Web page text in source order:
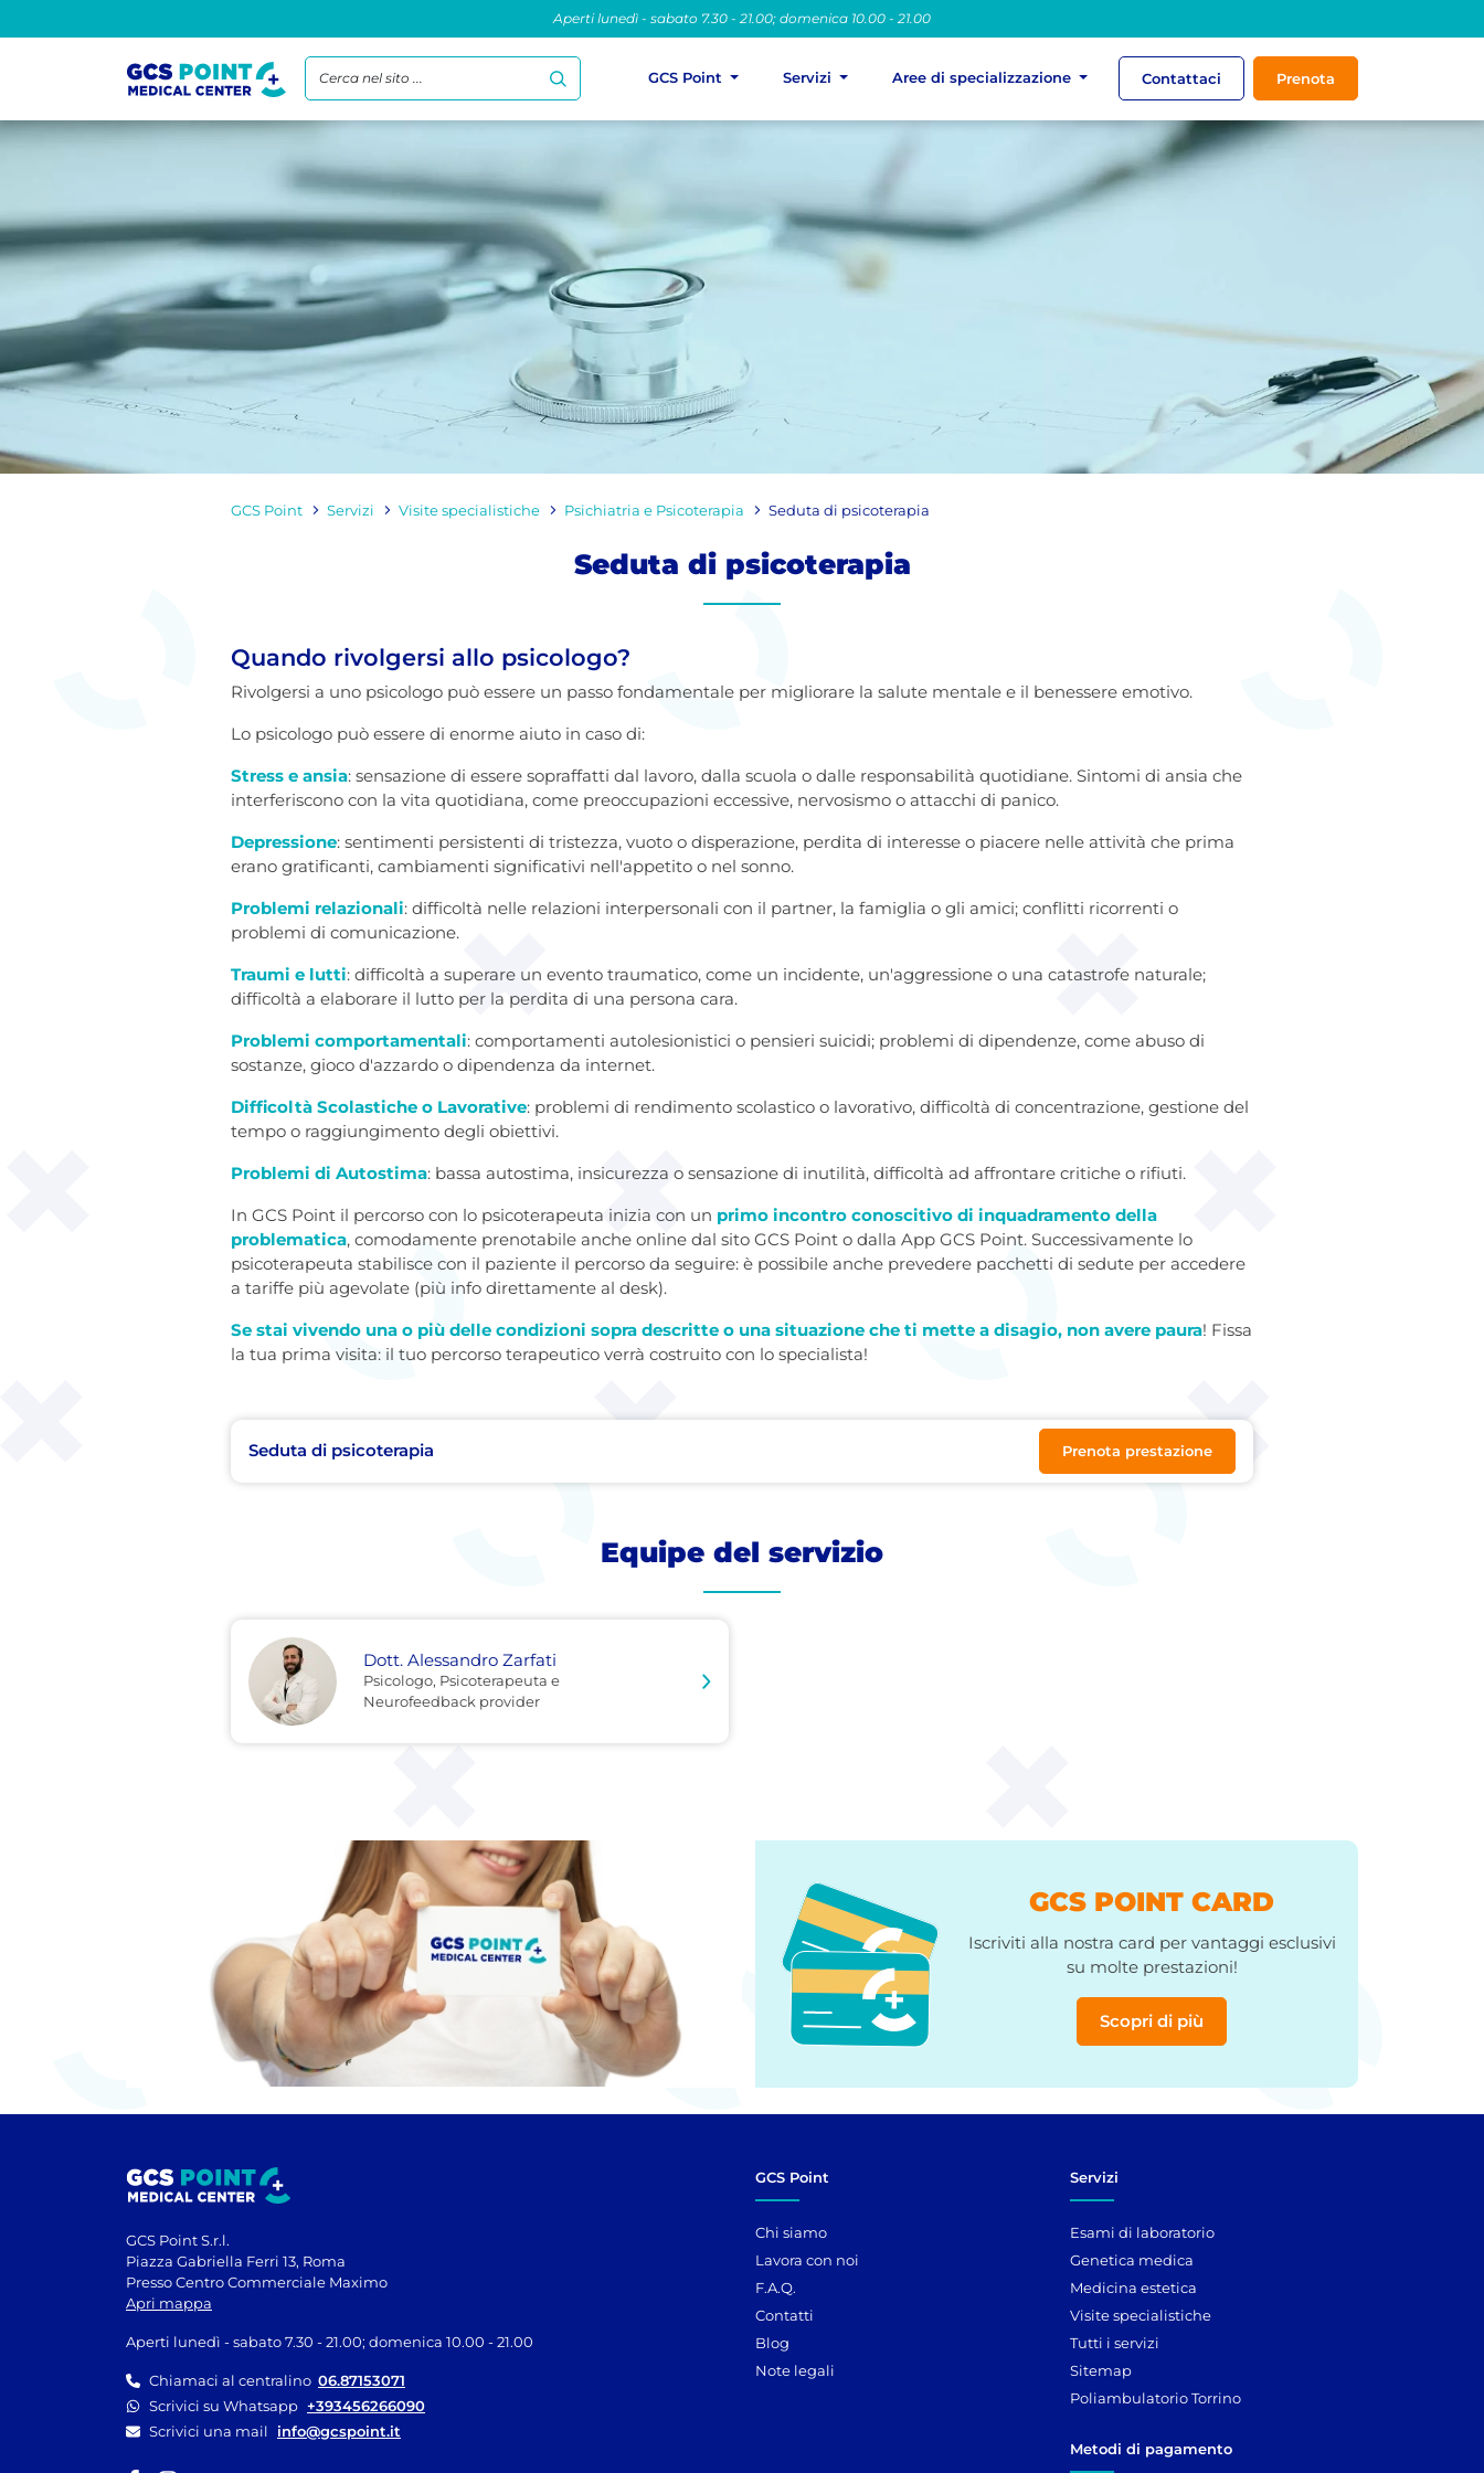
Aperti lunedì - sabato 7.30 - 21.00; domenica 10.00 - 21.00
Cerca nel sito ... GCS Point Servizi Aree di specializzazione Contattaci Prenota
GCS Point Servizi Visite specialistiche Psichiatria e Psicoterapia Seduta di psicoterapia
Seduta di psicoterapia
Quando rivolgersi allo psicologo?
Rivolgersi a uno psicologo può essere un passo fondamentale per migliorare la salute mentale e il benessere emotivo.
Lo psicologo può essere di enorme aiuto in caso di:
Stress e ansia: sensazione di essere sopraffatti dal lavoro, dalla scuola o dalle responsabilità quotidiane. Sintomi di ansia che
interferiscono con la vita quotidiana, come preoccupazioni eccessive, nervosismo o attacchi di panico.
Depressione: sentimenti persistenti di tristezza, vuoto o disperazione, perdita di interesse o piacere nelle attività che prima
erano gratificanti, cambiamenti significativi nell'appetito o nel sonno.
Problemi relazionali: difficoltà nelle relazioni interpersonali con il partner, la famiglia o gli amici; conflitti ricorrenti o
problemi di comunicazione.
Traumi e lutti: difficoltà a superare un evento traumatico, come un incidente, un'aggressione o una catastrofe naturale;
difficoltà a elaborare il lutto per la perdita di una persona cara.
Problemi comportamentali: comportamenti autolesionistici o pensieri suicidi; problemi di dipendenze, come abuso di
sostanze, gioco d'azzardo o dipendenza da internet.
Difficoltà Scolastiche o Lavorative: problemi di rendimento scolastico o lavorativo, difficoltà di concentrazione, gestione del
tempo o raggiungimento degli obiettivi.
Problemi di Autostima: bassa autostima, insicurezza o sensazione di inutilità, difficoltà ad affrontare critiche o rifiuti.
In GCS Point il percorso con lo psicoterapeuta inizia con un primo incontro conoscitivo di inquadramento della
problematica, comodamente prenotabile anche online dal sito GCS Point o dalla App GCS Point. Successivamente lo
psicoterapeuta stabilisce con il paziente il percorso da seguire: è possibile anche prevedere pacchetti di sedute per accedere
a tariffe più agevolate (più info direttamente al desk).
Se stai vivendo una o più delle condizioni sopra descritte o una situazione che ti mette a disagio, non avere paura! Fissa
la tua prima visita: il tuo percorso terapeutico verrà costruito con lo specialista!
Seduta di psicoterapia Prenota prestazione
Equipe del servizio
Dott. Alessandro Zarfati
Psicologo, Psicoterapeuta e
Neurofeedback provider
GCS POINT CARD
Iscriviti alla nostra card per vantaggi esclusivi
su molte prestazioni!
Scopri di più
GCS Point S.r.l.
Piazza Gabriella Ferri 13, Roma
Presso Centro Commerciale Maximo
Apri mappa
Aperti lunedì - sabato 7.30 - 21.00; domenica 10.00 - 21.00
Chiamaci al centralino 06.87153071
Scrivici su Whatsapp +393456266090
Scrivici una mail
info@gcspoint.it
GCS Point
Chi siamo
Lavora con noi
F.A.Q.
Contatti
Blog
Note legali
Servizi
Esami di laboratorio
Genetica medica
Medicina estetica
Visite specialistiche
Tutti i servizi
Sitemap
Poliambulatorio Torrino
Metodi di pagamento